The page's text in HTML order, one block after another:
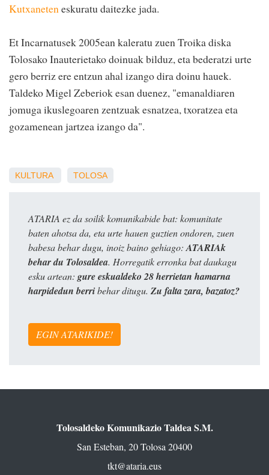
Kutxaneteneskuratu daitezke jada.
Et Incarnatusek 2005ean kaleratu zuen Troika diska
Tolosako Inauterietako doinuak bilduz, eta bederatzi urte
gero berriz ere entzun ahal izango dira doinu hauek.
Taldeko Migel Zeberiok esan duenez, "emanaldiaren
jomuga ikuslegoaren zentzuak esnatzea, txoratzea eta
gozamenean jartzea izango da".
KULTURA TOLOSA
ATARIA ez da soilik komunikabide bat: komunitate
baten ahotsa da, eta urte hauen guztien ondoren, zuen
babesa behar dugu, inoiz baino gehiago:ATARIAk
behar du Tolosaldea. Horregatik erronka bat daukagu
esku artean: gure eskualdeko 28 herrietan hamarna
harpidedun berribehar ditugu. Zu falta zara, bazatoz?
EGIN ATARIKIDE!
Tolosaldeko Komunikazio Taldea S.M.
San Esteban, 20 Tolosa 20400
tkt@ataria.eus